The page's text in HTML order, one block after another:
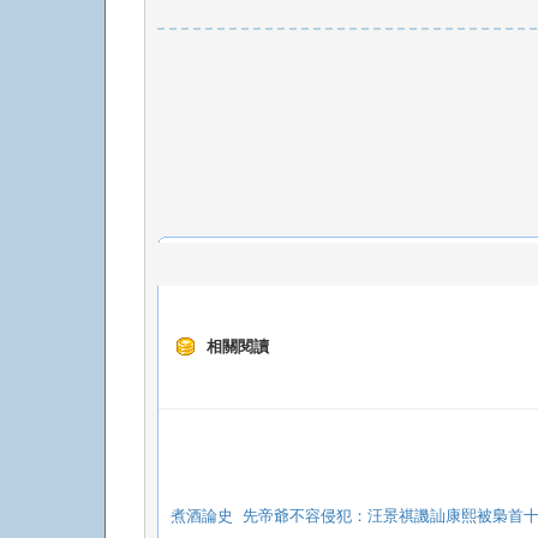
相關閱讀
煮酒論史 先帝爺不容侵犯：汪景祺譏訕康熙被梟首